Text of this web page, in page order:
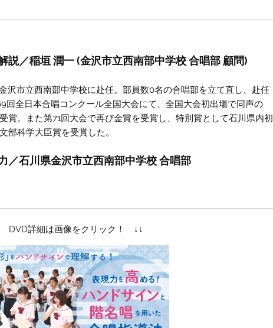
説／稲垣 潤一 (金沢市立西南部中学校 合唱部 顧問)
沢市立西南部中学校に赴任。部員数0名の合唱部を立て直し、赴任
回全日本合唱コンクール全国大会にて、全国大会初出場で同声の
賞。また第71回大会で再び金賞を受賞し、特別賞として石川県内初
部科学大臣賞を受賞した。
／石川県金沢市立西南部中学校 合唱部
DVD詳細は画像をクリック！ ↓↓